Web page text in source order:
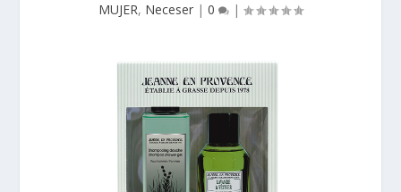
MUJER, Neceser | 0 |